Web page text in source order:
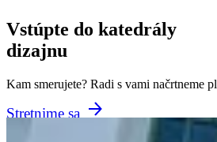
Vstúpte do katedrály
dizajnu
Kam smerujete? Radi s vami načrtneme
Stretnime sa